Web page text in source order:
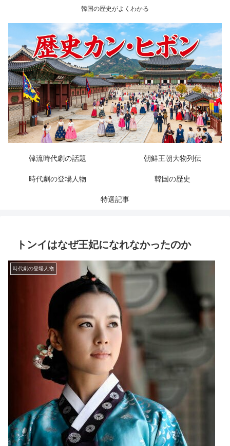
韓国の歴史がよくわかる
韓流時代劇の話題 朝鮮王朝大物列伝
時代劇の登場人物 韓国の歴史
特選記事
トンイはなぜ王妃になれなかったのか
時代劇の登場人物